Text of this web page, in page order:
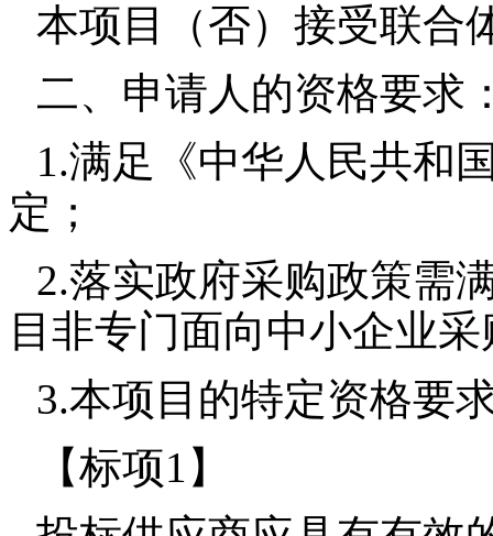
本项目（否）接受联合
二、申请人的资格要求
1.满足《中华人民共和
定；
2.落实政府采购政策需
目非专门面向中小企业采
3.本项目的特定资格要
【标项1】